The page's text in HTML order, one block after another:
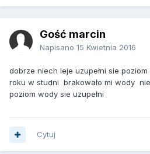
Gość marcin
Napisano 15 Kwietnia 2016
dobrze niech leje uzupełni sie
roku w studni brakowało mi wody
poziom wody sie uzupełni
Cytuj